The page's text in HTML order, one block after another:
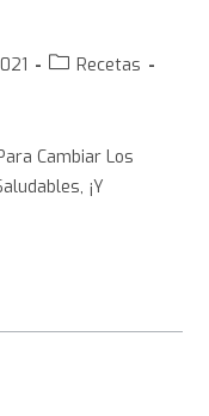
Recetas
Cambiar Los
¡y